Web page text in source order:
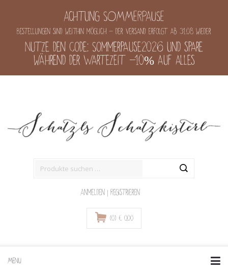
Achtung SOMMERPAUSE
Bestellungen sind weithin möglich - der Versand erfolgt ab 31.08 wieder
Nutze den Code: Sommerpause2026 und spare
während der Wartezeit -10% auf alles
Anmelden | Registrieren
(0) € 0,00
MENU